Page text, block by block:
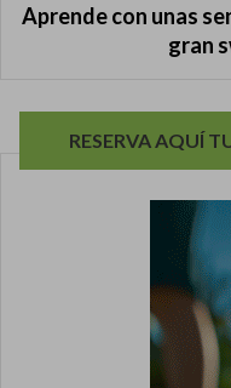
Aprende con unas
gran
RESERVA AQUÍ